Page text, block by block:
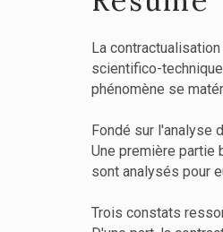
La
scientifico-
phénomène se
Fondé sur l'analyse
Une première partie
sont analysés pour
Trois constats